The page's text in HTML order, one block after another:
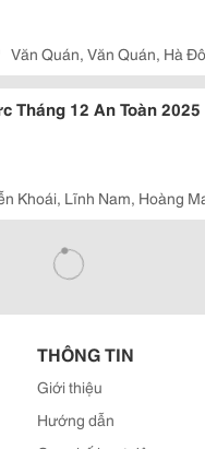
Văn Quán, Văn Quán, Hà
Tháng 12 An Toàn 2025
Khoái, Lĩnh Nam, Hoàng
THÔNG TIN
Giới thiệu
Hướng dẫn